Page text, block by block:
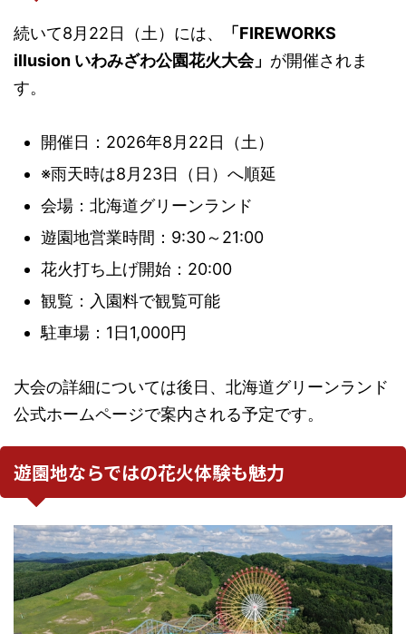
続いて8月22日（土）には、
「FIREWORKS
illusion いわみざわ公園花火大会」 が開催されま
す。
開催日：2026年8月22日（土）
※雨天時は8月23日（日）へ順延
会場：北海道グリーンランド
遊園地営業時間：9:30～21:00
花火打ち上げ開始：20:00
観覧：入園料で観覧可能
駐車場：1日1,000円
大会の詳細については後日、北海道グリーンランド
公式ホームページで案内される予定です。
遊園地ならではの花火体験も魅力